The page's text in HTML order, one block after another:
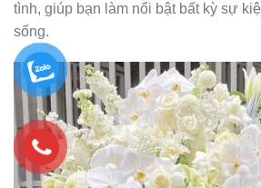
tình, giúp bạn làm nổi bật bất kỳ sự
sống.